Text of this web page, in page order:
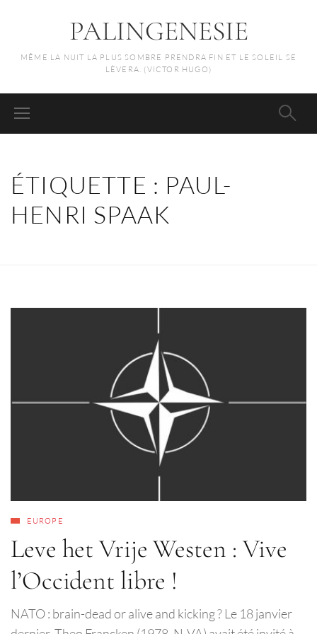
PALINGENESIE
MÊME LA NUIT LA PLUS SOMBRE PRENDRA FIN ET LE SOLEIL SE
LÈVERA. (VICTOR HUGO)
ÉTIQUETTE : PAUL-
HENRI SPAAK
EUROPE
Leve het Vrije Westen : Vive
l’Occident libre !
NATO : brain-dead or alive and kicking ? Le 18 janvier